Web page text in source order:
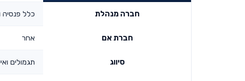
חברה מנהלת כלל
חברת אם אחר
סיווג תגמולים